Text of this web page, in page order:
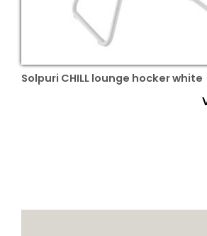
Solpuri CHILL lounge hocker white